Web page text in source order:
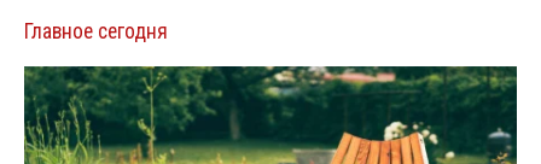
Главное сегодня